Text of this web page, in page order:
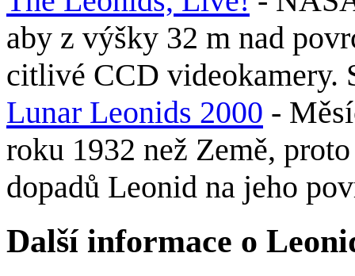
aby z výšky 32 m nad
citlivé CCD videokamery.
Lunar Leonids 2000 -
roku 1932 než Země,
dopadů Leonid na jeho
Další informace o